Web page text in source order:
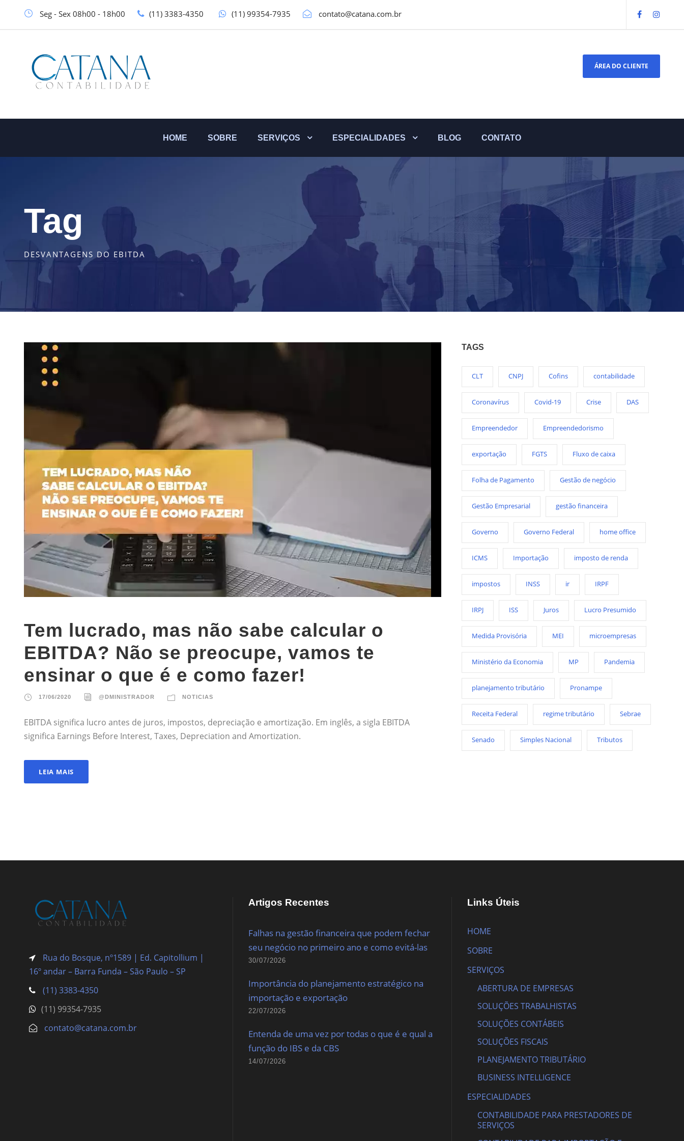
Seg - Sex 08h00 - 18h00 (11) 3383-4350 (11) 99354-7935 contato@catana.com.br
ÁREA DO CLIENTE
HOME SOBRE SERVIÇOS ESPECIALIDADES BLOG CONTATO
Tag
DESVANTAGENS DO EBITDA
Tem lucrado, mas não sabe calcular o
EBITDA? Não se preocupe, vamos te
ensinar o que é e como fazer!
17/06/2020 @DMINISTRADOR NOTICIAS
EBITDA significa lucro antes de juros, impostos, depreciação e amortização. Em inglês, a sigla EBITDA
significa Earnings Before Interest, Taxes, Depreciation and Amortization.
LEIA MAIS
TAGS
CLT CNPJ Cofins contabilidade
Coronavírus Covid-19 Crise DAS
Empreendedor Empreendedorismo
exportação FGTS Fluxo de caixa
Folha de Pagamento Gestão de negócio
Gestão Empresarial gestão financeira
Governo Governo Federal home office
ICMS Importação imposto de renda
impostos INSS ir IRPF
IRPJ ISS Juros Lucro Presumido
Medida Provisória MEI microempresas
Ministério da Economia MP Pandemia
planejamento tributário Pronampe
Receita Federal regime tributário Sebrae
Senado Simples Nacional Tributos
Rua do Bosque, nº1589 | Ed. Capitollium |
16º andar – Barra Funda – São Paulo – SP
(11) 3383-4350
(11) 99354-7935
contato@catana.com.br
Artigos Recentes
Falhas na gestão financeira que podem fechar
seu negócio no primeiro ano e como evitá-las
30/07/2026
Importância do planejamento estratégico na
importação e exportação
22/07/2026
Entenda de uma vez por todas o que é e qual a
função do IBS e da CBS
14/07/2026
Links Úteis
HOME
SOBRE
SERVIÇOS
ABERTURA DE EMPRESAS
SOLUÇÕES TRABALHISTAS
SOLUÇÕES CONTÁBEIS
SOLUÇÕES FISCAIS
PLANEJAMENTO TRIBUTÁRIO
BUSINESS INTELLIGENCE
ESPECIALIDADES
CONTABILIDADE PARA PRESTADORES DE
SERVIÇOS